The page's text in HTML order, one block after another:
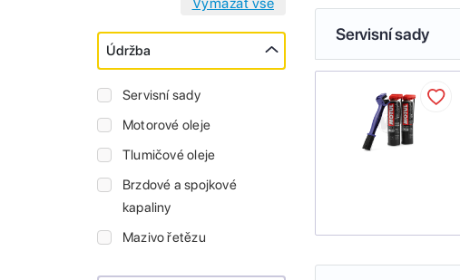
Údržba
Servisní sady
Motorové oleje
Tlumičové oleje
Brzdové a spojkové
kapaliny
Mazivo řetězu
Servisní sady